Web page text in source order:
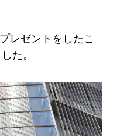
レゼントをしたこ
た。